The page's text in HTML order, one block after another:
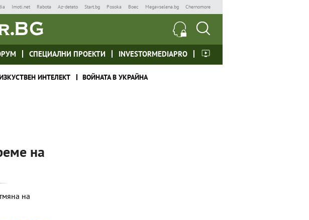
Imoti.net Rabota Az-deteto Start.bg Posoka Boec Megavselena.bg Chernomore
СПЕЦИАЛНИ ПРОЕКТИ INVESTORMEDIAPRO
ИНТЕЛЕКТ ВОЙНАТА В УКРАЙНА
на
на